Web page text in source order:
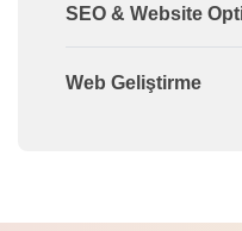
SEO & Website
Web Geliştirme